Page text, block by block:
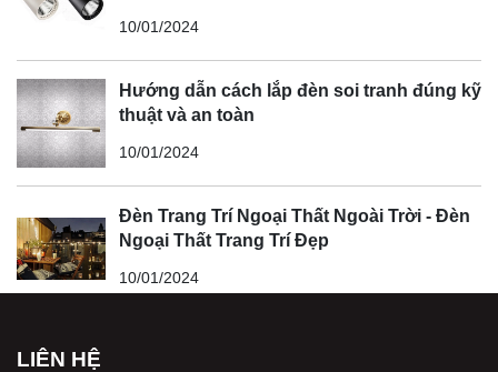
10/01/2024
Hướng dẫn cách lắp đèn soi tranh đúng kỹ
thuật và an toàn
10/01/2024
Đèn Trang Trí Ngoại Thất Ngoài Trời - Đèn
Ngoại Thất Trang Trí Đẹp
10/01/2024
LIÊN HỆ